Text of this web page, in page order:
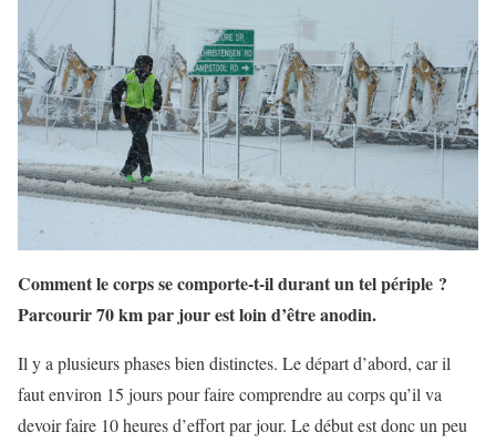
Comment le corps se comporte-t-il durant un tel périple ?
Parcourir 70 km par jour est loin d’être anodin.
Il y a plusieurs phases bien distinctes. Le départ d’abord, car il
faut environ 15 jours pour faire comprendre au corps qu’il va
devoir faire 10 heures d’effort par jour. Le début est donc un peu